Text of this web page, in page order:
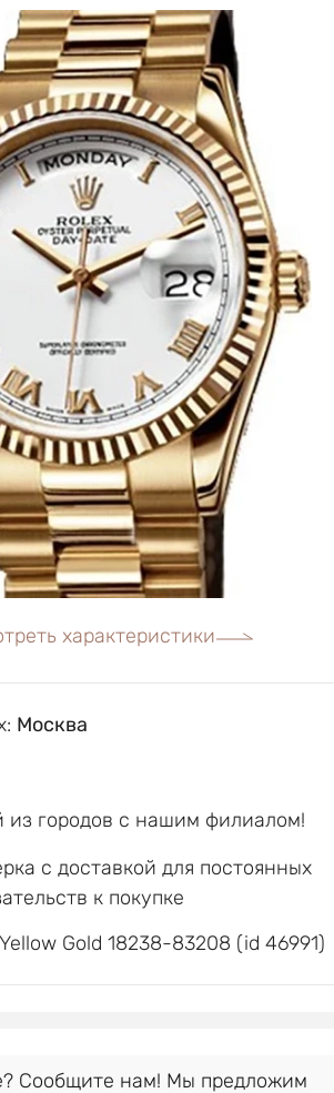
характеристики
: Москва
городов с нашим филиалом!
с доставкой для постоянных
к покупке
Gold 18238-83208 (id 46991)
Сообщите нам! Мы предложим